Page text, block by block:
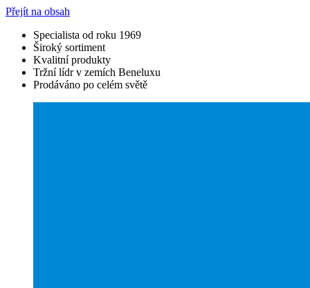
Přejít na obsah
Specialista od roku 1969
Široký sortiment
Kvalitní produkty
Tržní lídr v zemích Beneluxu
Prodáváno po celém světě